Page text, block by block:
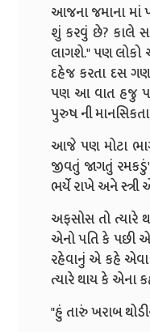
આજના જમાના માં
શું કરવું છે? કાલે
લાગશે." પણ લોકો
દહેજ કરતા દસ
પણ આ વાત હજુ
પુરુષ ની
આજે પણ મોટા
જીવતું જાગતું
ભર્યે રાખે અને સ્ત્રી
અફસોસ તો ત્યારે
એનો પતિ કે પછી
રહેવાનું એ કહે એવા
ત્યારે થાય કે એના
"હું તારું ખરાબ